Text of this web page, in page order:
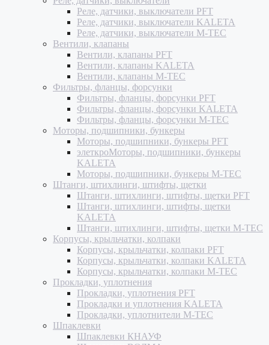
Реле, датчики, выключатели PFT
Реле, датчики, выключатели KALETA
Реле, датчики, выключатели M-TEC
Вентили, клапаны
Вентили, клапаны PFT
Вентили, клапаны KALETA
Вентили, клапаны M-TEC
Фильтры, фланцы, форсунки
Фильтры, фланцы, форсунки PFT
Фильтры, фланцы, форсунки KALETA
Фильтры, фланцы, форсунки M-TEC
Моторы, подшипники, бункеры
Моторы, подшипники, бункеры PFT
элеткроМоторы, подшипники, бункеры
KALETA
Моторы, подшипники, бункеры M-TEC
Штанги, штихлинги, штифты, щетки
Штанги, штихлинги, штифты, щетки PFT
Штанги, штихлинги, штифты, щетки
KALETA
Штанги, штихлинги, штифты, щетки M-TEC
Корпусы, крыльчатки, колпаки
Корпусы, крыльчатки, колпаки PFT
Корпусы, крыльчатки, колпаки KALETA
Корпусы, крыльчатки, колпаки M-TEC
Прокладки, уплотнения
Прокладки, уплотнения PFT
Прокладки и уплотнения KALETA
Прокладки, уплотнители M-TEC
Шпаклевки
Шпаклевки КНАУФ